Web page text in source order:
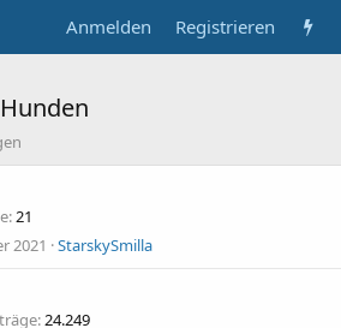
Anmelden Registrieren
21
2021 StarskySmilla
24.249